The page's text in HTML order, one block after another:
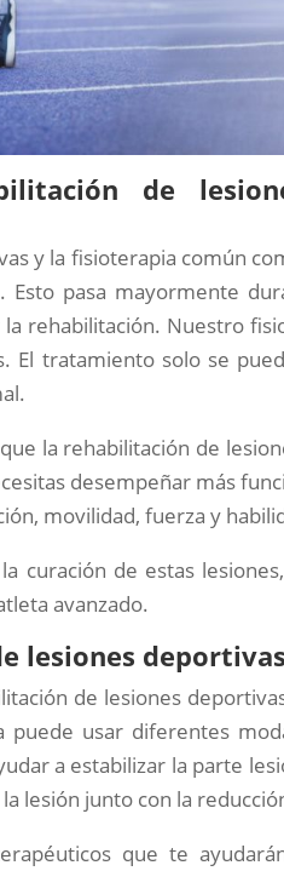
de
y la fisioterapia común
pasa mayormente
rehabilitación. Nuestro
El tratamiento solo se
la rehabilitación de
desempeñar más
movilidad, fuerza y
curación de estas
avanzado.
lesiones deportivas
de lesiones
usar diferentes
a estabilizar la parte
lesión junto con la
que te